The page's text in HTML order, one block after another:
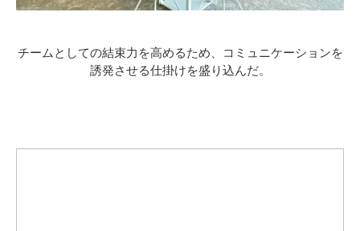
チームとしての結束力を高めるため、コミュニケーションを
誘発させる仕掛けを盛り込んだ。